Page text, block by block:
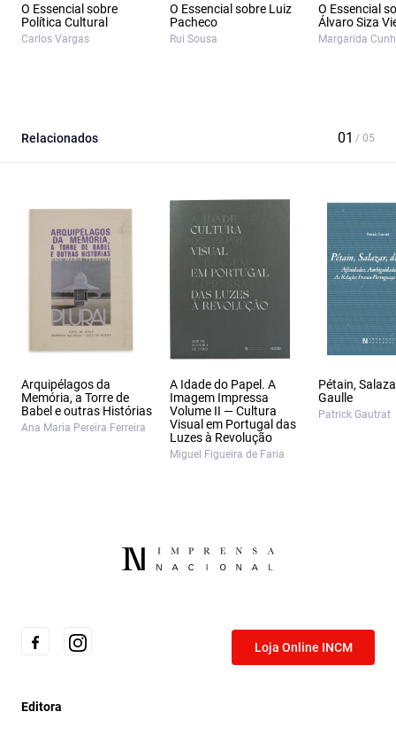
O Essencial sobre
Política Cultural
Carlos Vargas
O Essencial sobre Luiz
Pacheco
Rui Sousa
O Essencial
Álvaro Siza
Margarida
Relacionados
Arquipélagos da
Memória, a Torre de
Babel e outras Histórias
Ana Maria Pereira Ferreira
A Idade do Papel. A
Imagem Impressa
Volume II — Cultura
Visual em Portugal das
Luzes à Revolução
Miguel Figueira de Faria
Pétain,
Gaulle
Patrick Gautrat
Loja Online INCM
Editora